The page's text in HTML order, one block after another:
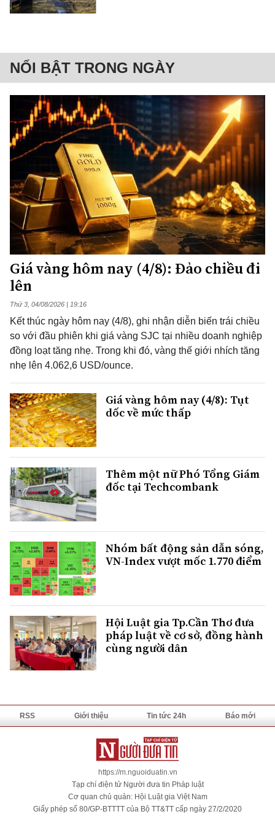
NỔI BẬT TRONG NGÀY
Giá vàng hôm nay (4/8): Đảo chiều đi
lên
Thứ 3, 04/08/2026 | 19:16
Kết thúc ngày hôm nay (4/8), ghi nhận diễn biến trái chiều
so với đầu phiên khi giá vàng SJC tại nhiều doanh nghiệp
đồng loạt tăng nhẹ. Trong khi đó, vàng thế giới nhích tăng
nhẹ lên 4.062,6 USD/ounce.
Giá vàng hôm nay (4/8): Tụt
dốc về mức thấp
Thêm một nữ Phó Tổng Giám
đốc tại Techcombank
Nhóm bất động sản dẫn sóng,
VN-Index vượt mốc 1.770 điểm
Hội Luật gia Tp.Cần Thơ đưa
pháp luật về cơ sở, đồng hành
cùng người dân
RSS Giới thiệu Tin tức 24h Báo mới
https://m.nguoiduatin.vn
Tạp chí điện tử Người đưa tin Pháp luật
Cơ quan chủ quản: Hội Luật gia Việt Nam
Giấy phép số 80/GP-BTTTT của Bộ TT&TT cấp ngày 27/2/2020